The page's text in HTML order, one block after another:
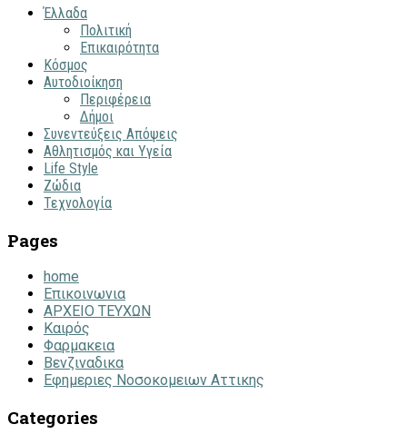
Έλλαδα
Πολιτική
Επικαιρότητα
Κόσμος
Αυτοδιοίκηση
Περιφέρεια
Δήμοι
Συνεντεύξεις Απόψεις
Αθλητισμός και Υγεία
Life Style
Ζώδια
Τεχνολογία
Pages
home
Επικοινωνια
ΑΡΧΕΙΟ ΤΕΥΧΩΝ
Καιρός
Φαρμακεια
Βενζιναδικα
Εφημεριες Νοσοκομειων Αττικης
Categories